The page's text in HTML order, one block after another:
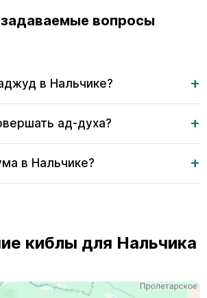
вопросы
в Нальчике?
ад-духа?
в Нальчике?
киблы для Нальчика